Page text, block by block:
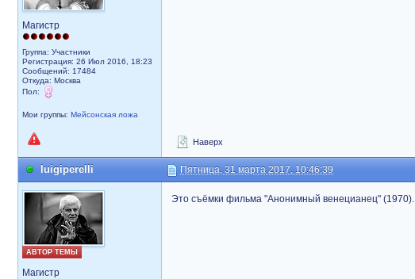
Магистр
Группа: Участники
Регистрация: 26 Июл 2016, 18:23
Сообщений: 17484
Откуда: Москва
Пол:
Мои группы: Мейсонская ложа
Наверх
luigiperelli Пятница, 31 марта 2017, 10:46:39
АВТОР ТЕМЫ
Магистр
Это съёмки фильма "Анонимный венецианец" (1970).